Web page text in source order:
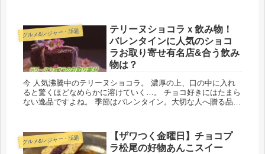
グルメ&レジャー・話題
テリーヌショコラｘ飲み物！
バレンタインに人気のショコ
ラお取り寄せ有名店&合う飲み
物は？
今 人気沸騰中のテリーヌショコラ。 濃厚の上、口の中に入れ
ると驚くほどなめらかに溶けていく…。 チョコ好きにはたまら
ない逸品ですよね。 季節はバレンタイン。大切な人へ贈る品は
グルメ&レジャー・話題
【ザワつく金曜日】チョコプ
ラ松尾の好物あんこスイー